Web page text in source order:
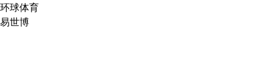
环球体育
易世博